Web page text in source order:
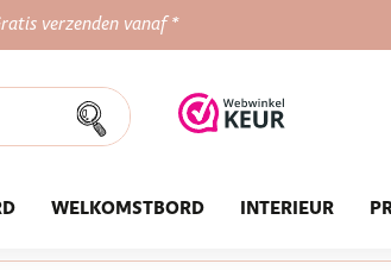
verzenden vanaf *
WELKOMSTBORD INTERIEUR